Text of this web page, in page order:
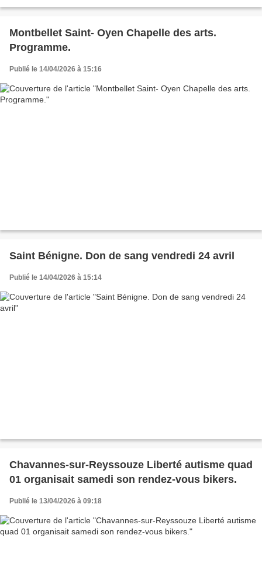
Montbellet Saint- Oyen Chapelle des arts.
Programme.
Publié le 14/04/2026 à 15:16
Saint Bénigne. Don de sang vendredi 24 avril
Publié le 14/04/2026 à 15:14
Chavannes-sur-Reyssouze Liberté autisme quad
01 organisait samedi son rendez-vous bikers.
Publié le 13/04/2026 à 09:18